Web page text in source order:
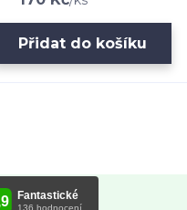
Přidat do košíku